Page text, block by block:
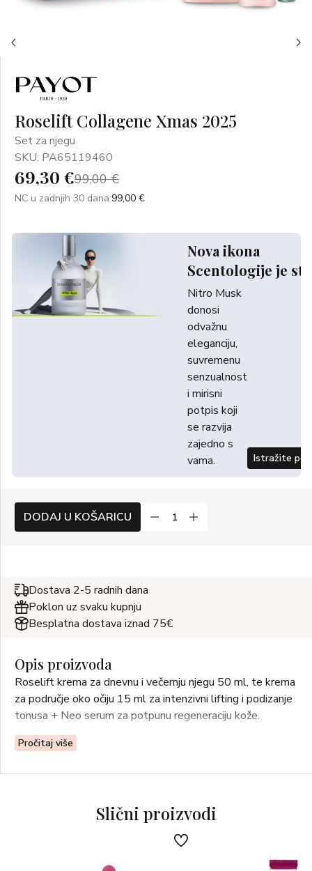
Roselift Collagene Xmas 2025
Set za njegu
SKU: PA65119460
69,30 €99,00 €
NC u zadnjih 30 dana:99,00 €
Nova ikona
Scentologije je
Nitro Musk
donosi
odvažnu
eleganciju,
suvremenu
senzualnost
i mirisni
potpis koji
se razvija
zajedno s
vama.
Istražite
DODAJ U KOŠARICU
Dostava 2-5 radnih dana
Poklon uz svaku kupnju
Besplatna dostava iznad 75€
Opis proizvoda
Roselift krema za dnevnu i večernju njegu 50 ml, te krema
za područje oko očiju 15 ml za intenzivni lifting i podizanje
tonusa + Neo serum za potpunu regeneraciju kože.
Pročitaj više
Slični proizvodi